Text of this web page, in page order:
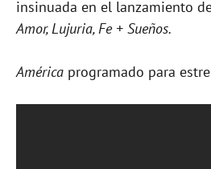
insinuada en el lanzamiento
Amor, Lujuria, Fe + Sueños.
América programado para